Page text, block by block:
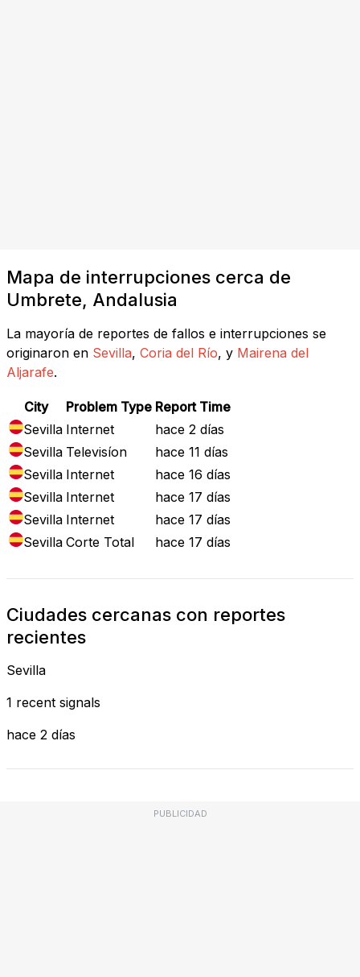
Mapa de interrupciones cerca de
Umbrete, Andalusia
La mayoría de reportes de fallos e interrupciones se
originaron en Sevilla, Coria del Río, y Mairena del
Aljarafe.
City Problem Type Report Time
Sevilla Internet
hace 2 días
Sevilla Televisíon
hace 11 días
Sevilla Internet
hace 16 días
Sevilla Internet
hace 17 días
Sevilla Internet
hace 17 días
Sevilla Corte Total hace 17 días
Ciudades cercanas con reportes
recientes
Sevilla
1 recent signals
hace 2 días
PUBLICIDAD